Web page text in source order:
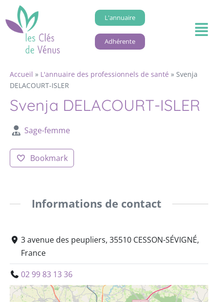
L'annuaire
Adhérente
Accueil » L'annuaire des professionnels de santé » Svenja
DELACOURT-ISLER
Svenja DELACOURT-ISLER
Sage-femme
Bookmark
Informations de contact
3 avenue des peupliers, 35510 CESSON-SÉVIGNÉ,
France
02 99 83 13 36